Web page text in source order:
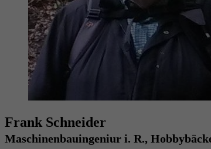
Frank Schneider
Maschinenbauingeniur i. R.,